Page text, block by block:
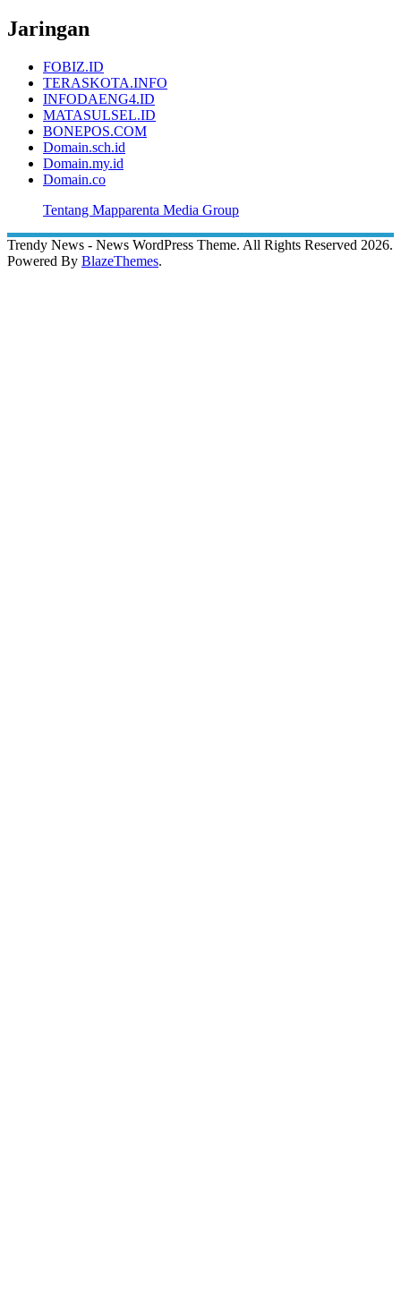
Jaringan
FOBIZ.ID
TERASKOTA.INFO
INFODAENG4.ID
MATASULSEL.ID
BONEPOS.COM
Domain.sch.id
Domain.my.id
Domain.co
Tentang Mapparenta Media Group
Trendy News - News WordPress Theme. All Rights Reserved 2026.
Powered By BlazeThemes.